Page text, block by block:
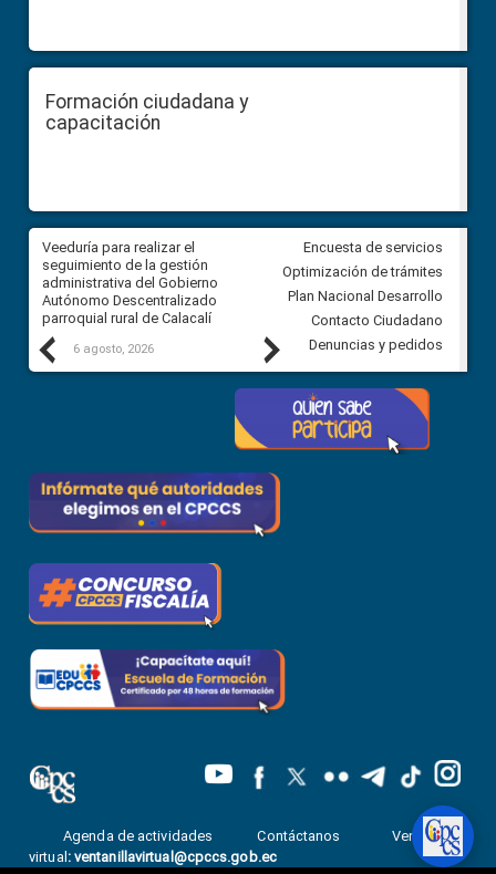
Formación ciudadana y
capacitación
Previous
Veeduría para realizar el
seguimiento de la gestión
administrativa del Gobierno
Autónomo Descentralizado
parroquial rural de Calacalí
6 agosto, 2026
Veeduría para vigilar los
derivados de la Audiencia
comunidad Urbina, parroquia
Carolina
5 agosto, 2026
Next
Encuesta de servicios
Optimización de trámites
Plan Nacional Desarrollo
Contacto Ciudadano
Denuncias y pedidos
Agenda de actividades Contáctanos
Ventanilla
virtual : ventanillavirtual@cpccs.gob.ec